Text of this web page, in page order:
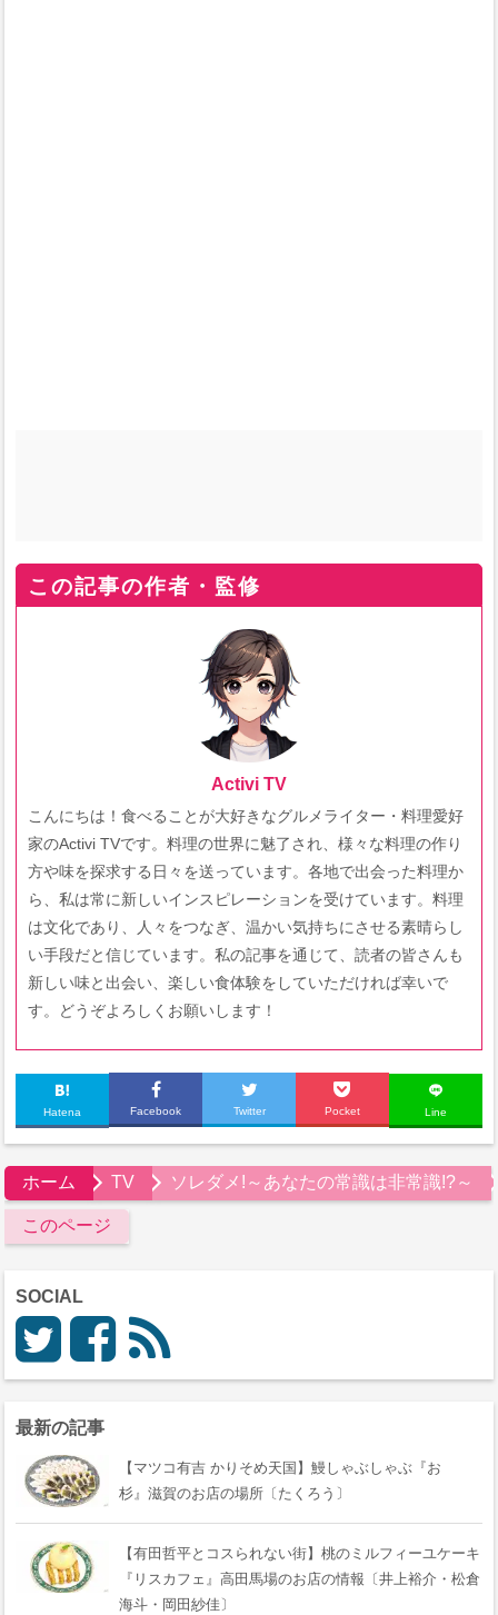
この記事の作者・監修
Activi TV
こんにちは！食べることが大好きなグルメライター・料理愛好
家のActivi TVです。料理の世界に魅了され、様々な料理の作り
方や味を探求する日々を送っています。各地で出会った料理か
ら、私は常に新しいインスピレーションを受けています。料理
は文化であり、人々をつなぎ、温かい気持ちにさせる素晴らし
い手段だと信じています。私の記事を通じて、読者の皆さんも
新しい味と出会い、楽しい食体験をしていただければ幸いで
す。どうぞよろしくお願いします！
Hatena Facebook Twitter Pocket Line
ホーム TV ソレダメ!～あなたの常識は非常識!?～
このページ
SOCIAL
最新の記事
【マツコ有吉 かりそめ天国】鰻しゃぶしゃぶ『おゝ
杉』滋賀のお店の場所〔たくろう〕
【有田哲平とコスられない街】桃のミルフィーユケーキ
『リスカフェ』高田馬場のお店の情報〔井上裕介・松倉
海斗・岡田紗佳〕